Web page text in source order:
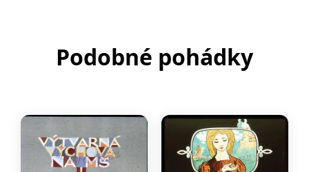
Podobné pohádky